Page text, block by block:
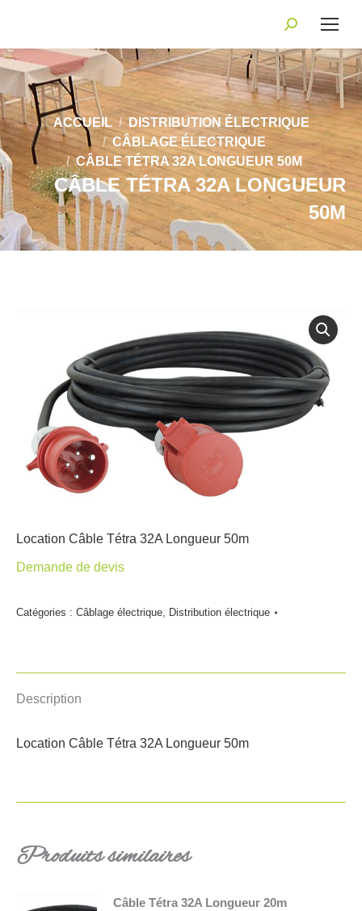
Recherche
:
Vous êtes ici :
ACCUEIL
DISTRIBUTION ÉLECTRIQUE
CÂBLAGE ÉLECTRIQUE
CÂBLE TÉTRA 32A LONGUEUR 50M
CÂBLE TÉTRA 32A LONGUEUR
50M
Location Câble Tétra 32A Longueur 50m
Demande de devis
Catégories : Câblage électrique, Distribution électrique
Description
Location Câble Tétra 32A Longueur 50m
Produits similaires
Câble Tétra 32A Longueur 20m